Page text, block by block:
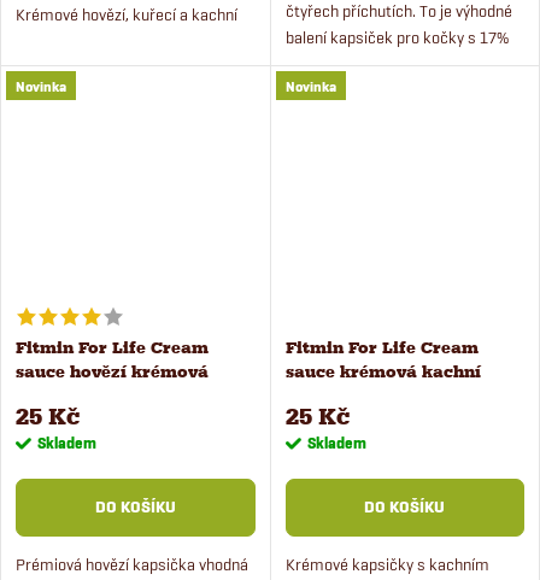
Krémové hovězí, kuřecí a kachní
každodenního krmení.
čtyřech příchutích. To je výhodné
balení kapsiček pro kočky s 17%
zvýhodněním při koupi multipacku
- boxu 24 kusů x 85 g.
Novinka
Fitmin For Life Cream
sauce hovězí krémová
25 Kč
Skladem
DO KOŠÍKU
Prémiová hovězí kapsička vhodná
Novinka
Fitmin For Life Cream
sauce krémová kachní
25 Kč
Skladem
DO KOŠÍKU
Krémové kapsičky s kachním